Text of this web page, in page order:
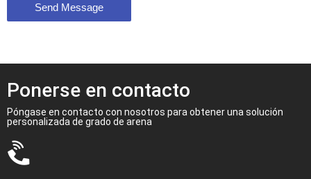
Send Message
Ponerse en contacto
Póngase en contacto con nosotros para obtener una solución
personalizada de grado de arena